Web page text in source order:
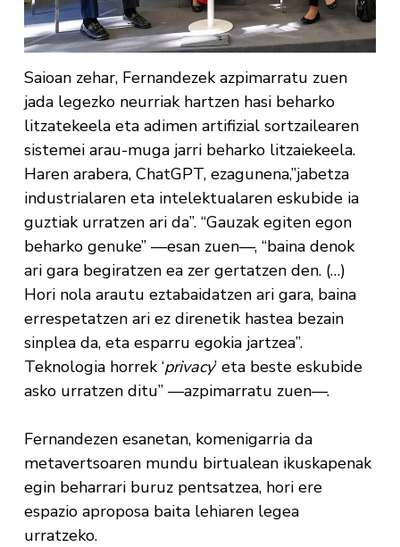
Saioan zehar, Fernandezek azpimarratu zuen
jada legezko neurriak hartzen hasi beharko
litzatekeela eta adimen artifizial sortzailearen
sistemei arau-muga jarri beharko litzaiekeela.
Haren arabera, ChatGPT, ezagunena,”jabetza
industrialaren eta intelektualaren eskubide ia
guztiak urratzen ari da”. “Gauzak egiten egon
beharko genuke” —esan zuen—, “baina denok
ari gara begiratzen ea zer gertatzen den. (…)
Hori nola arautu eztabaidatzen ari gara, baina
errespetatzen ari ez direnetik hastea bezain
sinplea da, eta esparru egokia jartzea”.
Teknologia horrek ‘privacy’ eta beste eskubide
asko urratzen ditu” —azpimarratu zuen—.
Fernandezen esanetan, komenigarria da
metavertsoaren mundu birtualean ikuskapenak
egin beharrari buruz pentsatzea, hori ere
espazio aproposa baita lehiaren legea
urratzeko.